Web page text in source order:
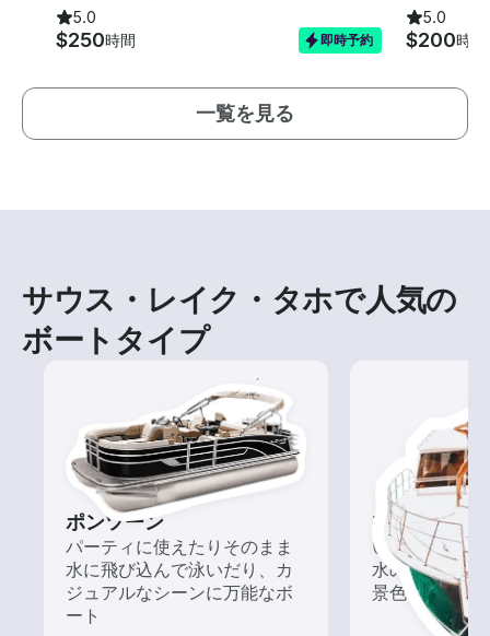
5.0
$250時間 即時予約
5.0
$200時間
一覧を見る
サウス・レイク・タホで人気の
ボートタイプ
ポンツーン
パーティに使えたりそのまま
水に飛び込んで泳いだり、カ
ジュアルなシーンに万能なボ
ート
ツアー
いろんな再発
水の上から眺
景色を楽しも